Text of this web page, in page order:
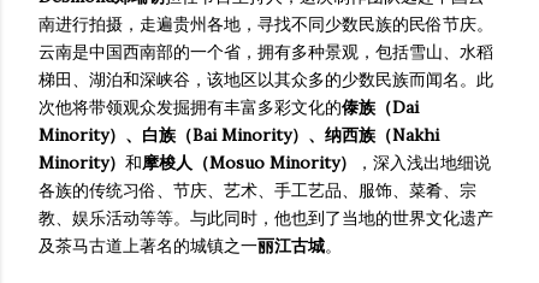
南进行拍摄，走遍贵州各地，寻找不同少数民族的民俗节庆。
云南是中国西南部的一个省，拥有多种景观，包括雪山、水稻
梯田、湖泊和深峡谷，该地区以其众多的少数民族而闻名。此
次他将带领观众发掘拥有丰富多彩文化的傣族（Dai
Minority）、白族（Bai Minority）、纳西族（Nakhi
Minority） 和摩梭人（Mosuo Minority）
，深入浅出地细说
各族的传统习俗、节庆、艺术、手工艺品、服饰、菜肴、宗
教、娱乐活动等等。与此同时，他也到了当地的世界文化遗产
及茶马古道上著名的城镇之一丽江古城。